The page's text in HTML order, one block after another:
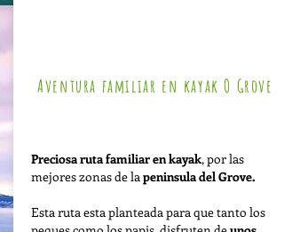
Aventura familiar en kayak O Grove
Preciosa ruta familiar en kayak, por las
mejores zonas de lapeninsula del Grove.
Esta ruta esta planteada para que tanto los